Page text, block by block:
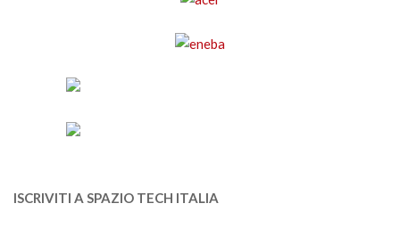
ISCRIVITI A SPAZIO TECH ITALIA